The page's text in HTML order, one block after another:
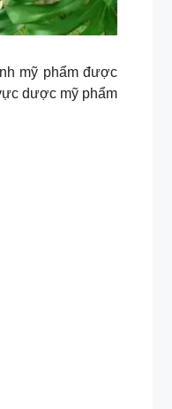
mỹ phẩm được
dược mỹ phẩm